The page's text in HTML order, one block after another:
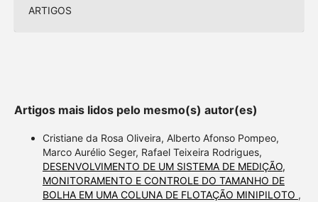
ARTIGOS
Artigos mais lidos pelo mesmo(s) autor(es)
Cristiane da Rosa Oliveira, Alberto Afonso Pompeo,
Marco Aurélio Seger, Rafael Teixeira Rodrigues,
DESENVOLVIMENTO DE UM SISTEMA DE MEDIÇÃO,
MONITORAMENTO E CONTROLE DO TAMANHO DE
BOLHA EM UMA COLUNA DE FLOTAÇÃO MINIPILOTO ,